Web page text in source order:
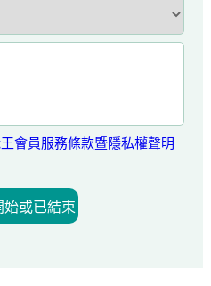
會員服務條款暨隱私權聲明
始或已結束